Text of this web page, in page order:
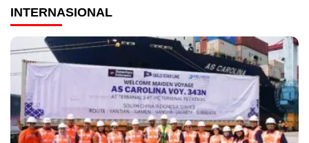
INTERNASIONAL